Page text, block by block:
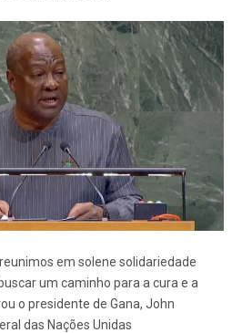
reunimos em solene solidariedade
um caminho para a cura e a
o presidente de Gana, John
das Nações Unidas